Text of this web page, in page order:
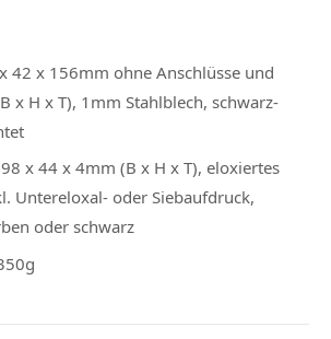
42 x 156mm ohne Anschlüsse und
x H x T), 1mm Stahlblech, schwarz-
x 44 x 4mm (B x H x T), eloxiertes
Untereloxal- oder Siebaufdruck,
oder schwarz